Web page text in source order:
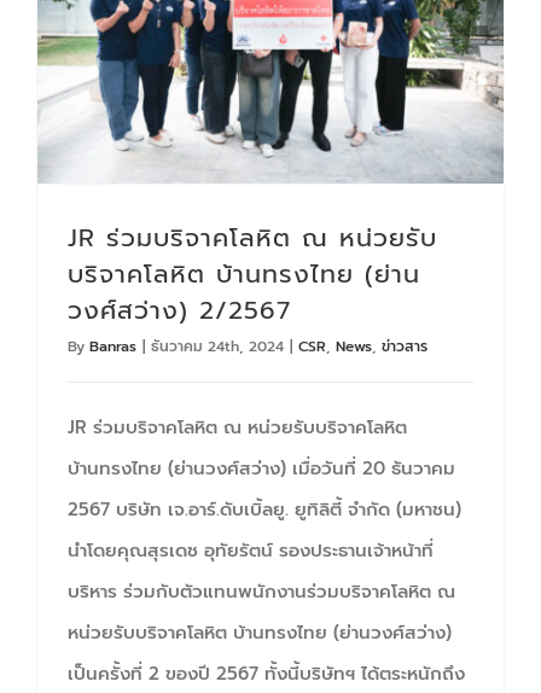
JR ร่วมบริจาคโลหิต ณ หน่วยรับ
บริจาคโลหิต บ้านทรงไทย (ย่าน
วงศ์สว่าง) 2/2567
By Banras | ธันวาคม 24th, 2024 | CSR News ข่าวสาร
JR ร่วมบริจาคโลหิต ณ หน่วยรับบริจาคโลหิต
บ้านทรงไทย (ย่านวงศ์สว่าง) เมื่อวันที่ 20 ธันวาคม
2567 บริษัท เจ.อาร์.ดับเบิ้ลยู. ยูทิลิตี้ จำกัด (มหาชน)
นำโดยคุณสุรเดช อุทัยรัตน์ รองประธานเจ้าหน้าที่
บริหาร ร่วมกับตัวแทนพนักงานร่วมบริจาคโลหิต ณ
หน่วยรับบริจาคโลหิต บ้านทรงไทย (ย่านวงศ์สว่าง)
เป็นครั้งที่ 2 ของปี 2567 ทั้งนี้บริษัทฯ ได้ตระหนักถึง